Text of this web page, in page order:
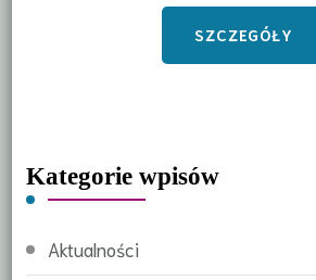
SZCZEGÓŁY
Kategorie wpisów
Aktualności